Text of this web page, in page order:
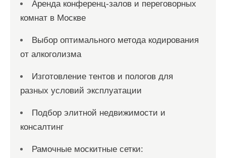
Аренда конференц-залов и переговорных
комнат в Москве
Выбор оптимального метода кодирования
от алкоголизма
Изготовление тентов и пологов для
разных условий эксплуатации
Подбор элитной недвижимости и
консалтинг
Рамочные москитные сетки: